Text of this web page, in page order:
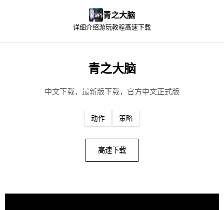
青之大脑
详细介绍游玩教程高速下载
青之大脑
中文下载，最新版下载，官方中文正式版
动作 策略
高速下载